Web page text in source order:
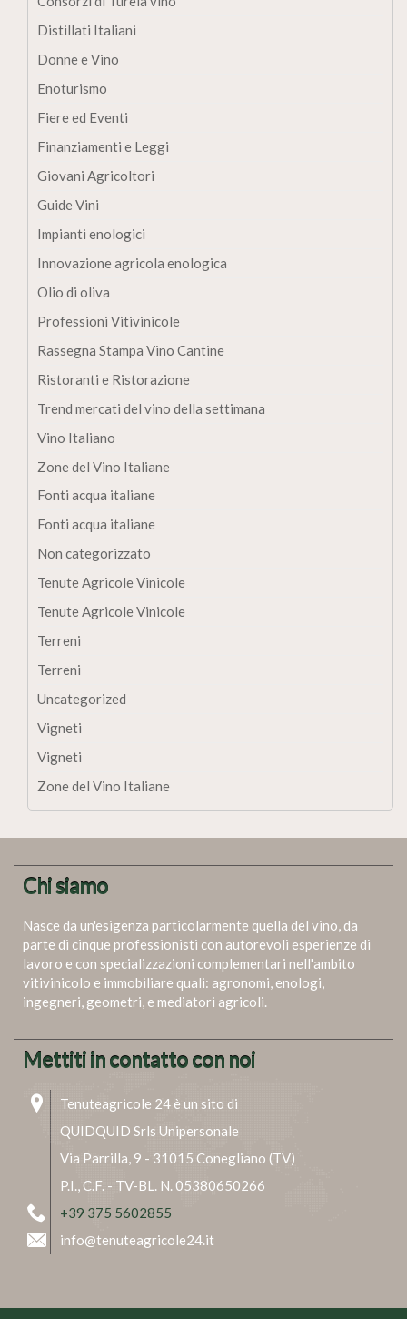
Distillati Italiani
Donne e Vino
Enoturismo
Fiere ed Eventi
Finanziamenti e Leggi
Giovani Agricoltori
Guide Vini
Impianti enologici
Innovazione agricola enologica
Olio di oliva
Professioni Vitivinicole
Rassegna Stampa Vino Cantine
Ristoranti e Ristorazione
Trend mercati del vino della settimana
Vino Italiano
Zone del Vino Italiane
Fonti acqua italiane
Fonti acqua italiane
Non categorizzato
Tenute Agricole Vinicole
Tenute Agricole Vinicole
Terreni
Terreni
Uncategorized
Vigneti
Vigneti
Zone del Vino Italiane
Chi siamo
Nasce da un'esigenza particolarmente quella del vino, da
parte di cinque professionisti con autorevoli esperienze di
lavoro e con specializzazioni complementari nell'ambito
vitivinicolo e immobiliare quali: agronomi, enologi,
ingegneri, geometri, e mediatori agricoli.
Mettiti in contatto con noi
Tenuteagricole 24 è un sito di
QUIDQUID Srls Unipersonale
Via Parrilla, 9 - 31015 Conegliano (TV)
P.I., C.F. - TV-BL. N. 05380650266
+39 375 5602855
info@tenuteagricole24.it